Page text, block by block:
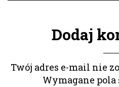
Dodaj
Twój adres e-mail nie
Wymagane pola